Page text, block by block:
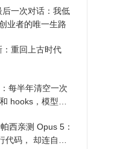
一次对话：我低
业者的唯一生路
重回上古时代
每半年清空一次
hooks，模型自
西亲测 Opus 5：
码， 却连自己